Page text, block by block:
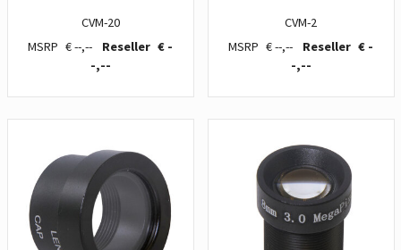
CVM-20
€ --,--
€ -
-,--
CVM-2
€ --,--
€ -
-,--